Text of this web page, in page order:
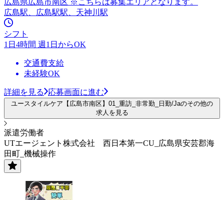
広島駅、広島駅駅、天神川駅
シフト
1日4時間 週1日からOK
交通費支給
未経験OK
詳細を見る 応募画面に進む
ユースタイルケア【広島市南区】01_重訪_非常勤_日勤/Jaのその他の
求人を見る
派遣労働者
UTエージェント株式会社 西日本第一CU_広島県安芸郡海
田町_機械操作